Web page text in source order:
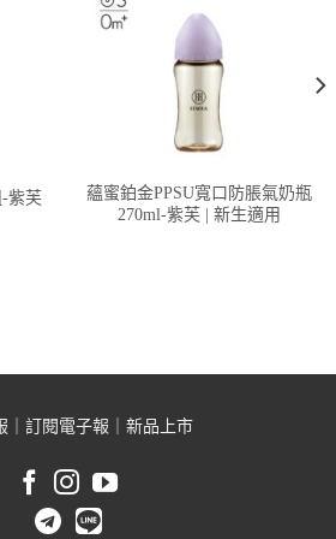
紫芙
蘊蜜鉑金PPSU寬口防脹氣奶瓶
270ml-紫芙 | 新生適用
訂閱電子報 新品上市